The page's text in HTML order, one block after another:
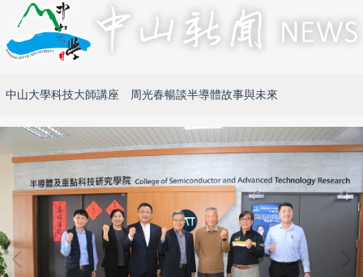
中山大學科技大師講座 周光春暢談半導體故事與未來